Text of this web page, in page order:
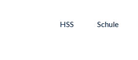
HSS Schule